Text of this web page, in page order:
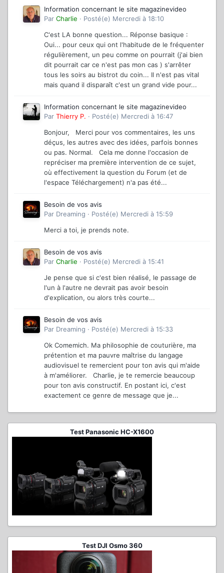
Information concernant le site magazinevideo
Par Charlie · Posté(e) Mercredi à 18:10
C'est LA bonne question... Réponse basique :
Oui... pour ceux qui ont l'habitude de le fréquenter
régulièrement, un peu comme on pourrait (j'ai bien
dit pourrait car ce n'est pas mon cas ) s'arrêter
tous les soirs au bistrot du coin... Il n'est pas vital
mais quand il disparaît c'est un grand vide pour...
Information concernant le site magazinevideo
Par Thierry P. · Posté(e) Mercredi à 16:47
Bonjour, Merci pour vos commentaires, les uns
déçus, les autres avec des idées, parfois bonnes
ou pas. Normal. Cela me donne l'occasion de
repréciser ma première intervention de ce sujet,
où effectivement la question du Forum (et de
l'espace Téléchargement) n'a pas été...
Besoin de vos avis
Par Dreaming · Posté(e) Mercredi à 15:59
Merci a toi, je prends note.
Besoin de vos avis
Par Charlie · Posté(e) Mercredi à 15:41
Je pense que si c'est bien réalisé, le passage de
l'un à l'autre ne devrait pas avoir besoin
d'explication, ou alors très courte...
Besoin de vos avis
Par Dreaming · Posté(e) Mercredi à 15:33
Ok Comemich. Ma philosophie de couturière, ma
prétention et ma pauvre maîtrise du langage
audiovisuel te remercient pour ton avis qui m'aide
à m'améliorer. Charlie, je te remercie beaucoup
pour ton avis constructif. En postant ici, c'est
exactement ce genre de message que je...
Test Panasonic HC-X1600
Test DJI Osmo 360